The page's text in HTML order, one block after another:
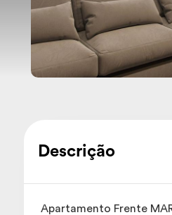
Descrição
Apartamento Frente